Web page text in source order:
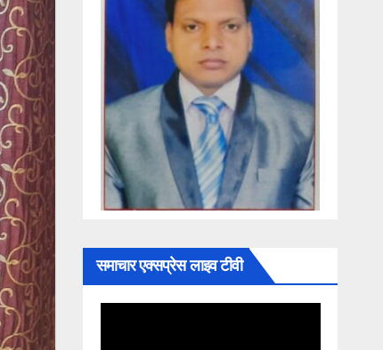
समाचार एक्सप्रेस लाइव टीवी